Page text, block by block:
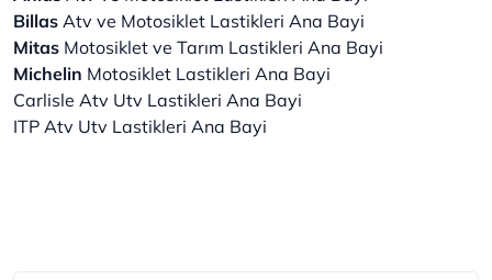
Billas Atv ve Motosiklet Lastikleri Ana Bayi
Mitas Motosiklet ve Tarım Lastikleri Ana Bayi
Michelin Motosiklet Lastikleri Ana Bayi
Carlisle Atv Utv Lastikleri Ana Bayi
ITP Atv Utv Lastikleri Ana Bayi